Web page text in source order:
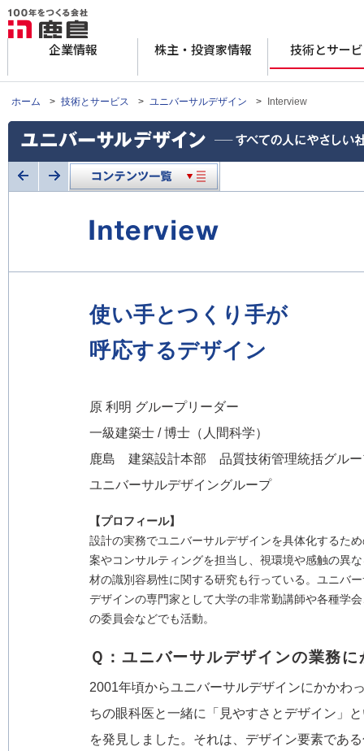
企業情報 株主・投資家情報 技術とサー
ホーム > 技術とサービス > ユニバーサルデザイン > Interview
使い手とつくり手が
呼応するデザイン
原 利明 グループリーダー
一級建築士 / 博士（人間科学）
鹿島 建築設計本部 品質技術管理統括グルー
ユニバーサルデザイングループ
【プロフィール】
設計の実務でユニバーサルデザインを具体化するた
案やコンサルティングを担当し、視環境や感触の異
材の識別容易性に関する研究も行っている。ユニバ
デザインの専門家として大学の非常勤講師や各種学
の委員会などでも活動。
Ｑ：ユニバーサルデザインの業務
2001年頃からユニバーサルデザインにかかわ
ちの眼科医と一緒に「見やすさとデザイン」
を発見しました。それは、デザイン要素であ